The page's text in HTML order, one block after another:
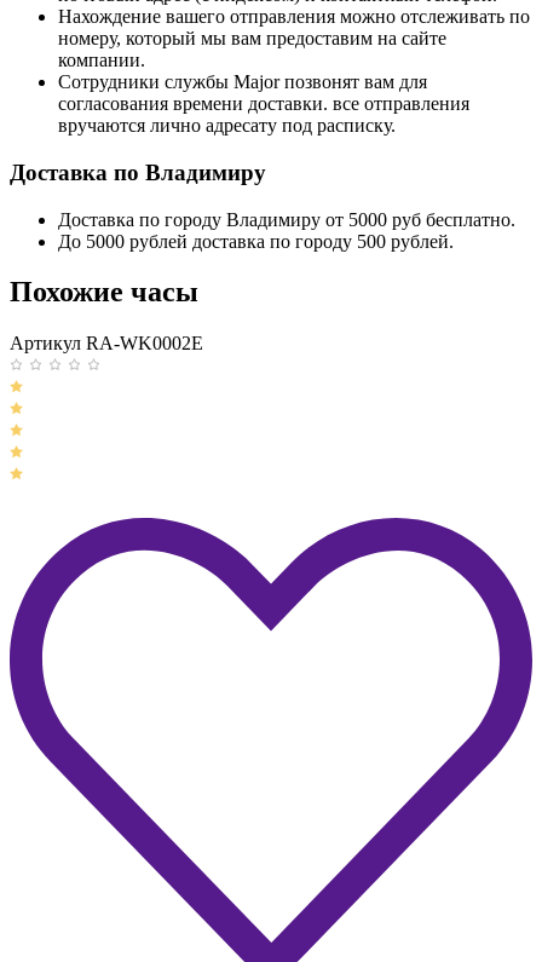
Нахождение вашего отправления можно отслеживать по
номеру, который мы вам предоставим на сайте
компании.
Сотрудники службы Major позвонят вам для
согласования времени доставки. все отправления
вручаются лично адресату под расписку.
Доставка по Владимиру
Доставка по городу Владимиру от 5000 руб бесплатно.
До 5000 рублей доставка по городу 500 рублей.
Похожие часы
Артикул RA-WK0002E